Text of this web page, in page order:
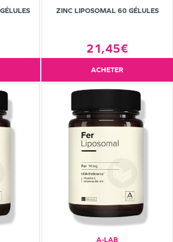
ZINC LIPOSOMAL 60 GÉLULES
21,45€
ACHETER
A-LAB